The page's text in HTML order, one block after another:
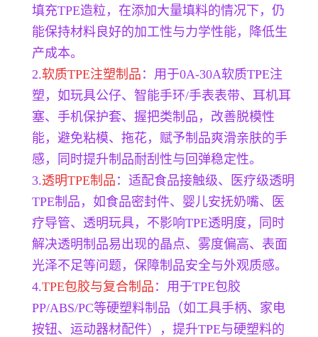
填充TPE造粒，在添加大量填料的情况下，仍
能保持材料良好的加工性与力学性能，降低生
产成本。
2.软质TPE注塑制品 ：用于0A-30A软质TPE注
塑，如玩具公仔、智能手环/手表表带、耳机耳
塞、手机保护套、握把类制品，改善脱模性
能，避免粘模、拖花，赋予制品爽滑亲肤的手
感，同时提升制品耐刮性与回弹稳定性。
3.透明TPE制品 ：适配食品接触级、医疗级透明
TPE制品，如食品密封件、婴儿安抚奶嘴、医
疗导管、透明玩具，不影响TPE透明度，同时
解决透明制品易出现的晶点、雾度偏高、表面
光泽不足等问题，保障制品安全与外观质感。
4.TPE包胶与复合制品 ：用于TPE包胶
PP/ABS/PC等硬塑料制品（如工具手柄、家电
按钮、运动器材配件），提升TPE与硬塑料的